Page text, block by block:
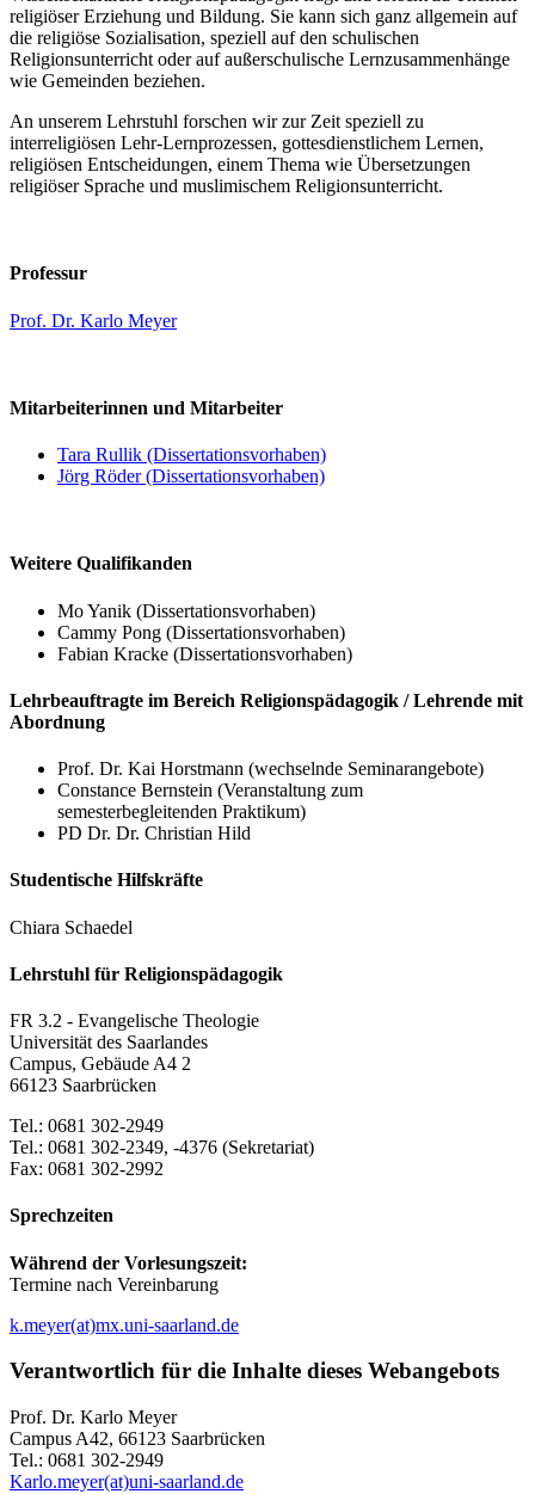
religiöser Erziehung und Bildung. Sie kann sich ganz allgemein auf
die religiöse Sozialisation, speziell auf den schulischen
Religionsunterricht oder auf außerschulische Lernzusammenhänge
wie Gemeinden beziehen.
An unserem Lehrstuhl forschen wir zur Zeit speziell zu
interreligiösen Lehr-Lernprozessen, gottesdienstlichem Lernen,
religiösen Entscheidungen, einem Thema wie Übersetzungen
religiöser Sprache und muslimischem Religionsunterricht.
Professur
Prof. Dr. Karlo Meyer
Mitarbeiterinnen und Mitarbeiter
Tara Rullik (Dissertationsvorhaben)
Jörg Röder (Dissertationsvorhaben)
Weitere Qualifikanden
Mo Yanik (Dissertationsvorhaben)
Cammy Pong (Dissertationsvorhaben)
Fabian Kracke (Dissertationsvorhaben)
Lehrbeauftragte im Bereich Religionspädagogik / Lehrende mit
Abordnung
Prof. Dr. Kai Horstmann (wechselnde Seminarangebote)
Constance Bernstein (Veranstaltung zum
semesterbegleitenden Praktikum)
PD Dr. Dr. Christian Hild
Studentische Hilfskräfte
Chiara Schaedel
Lehrstuhl für Religionspädagogik
FR 3.2 - Evangelische Theologie
Universität des Saarlandes
Campus, Gebäude A4 2
66123 Saarbrücken
Tel.: 0681 302-2949
Tel.: 0681 302-2349, -4376 (Sekretariat)
Fax: 0681 302-2992
Sprechzeiten
Während der Vorlesungszeit:
Termine nach Vereinbarung
k.meyer(at)mx.uni-saarland.de
Verantwortlich für die Inhalte dieses Webangebots
Prof. Dr. Karlo Meyer
Campus A42, 66123 Saarbrücken
Tel.: 0681 302-2949
Karlo.meyer(at)uni-saarland.de